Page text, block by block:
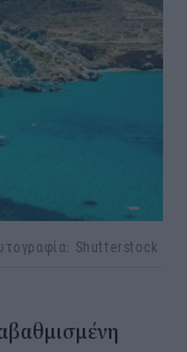
Shutterstock